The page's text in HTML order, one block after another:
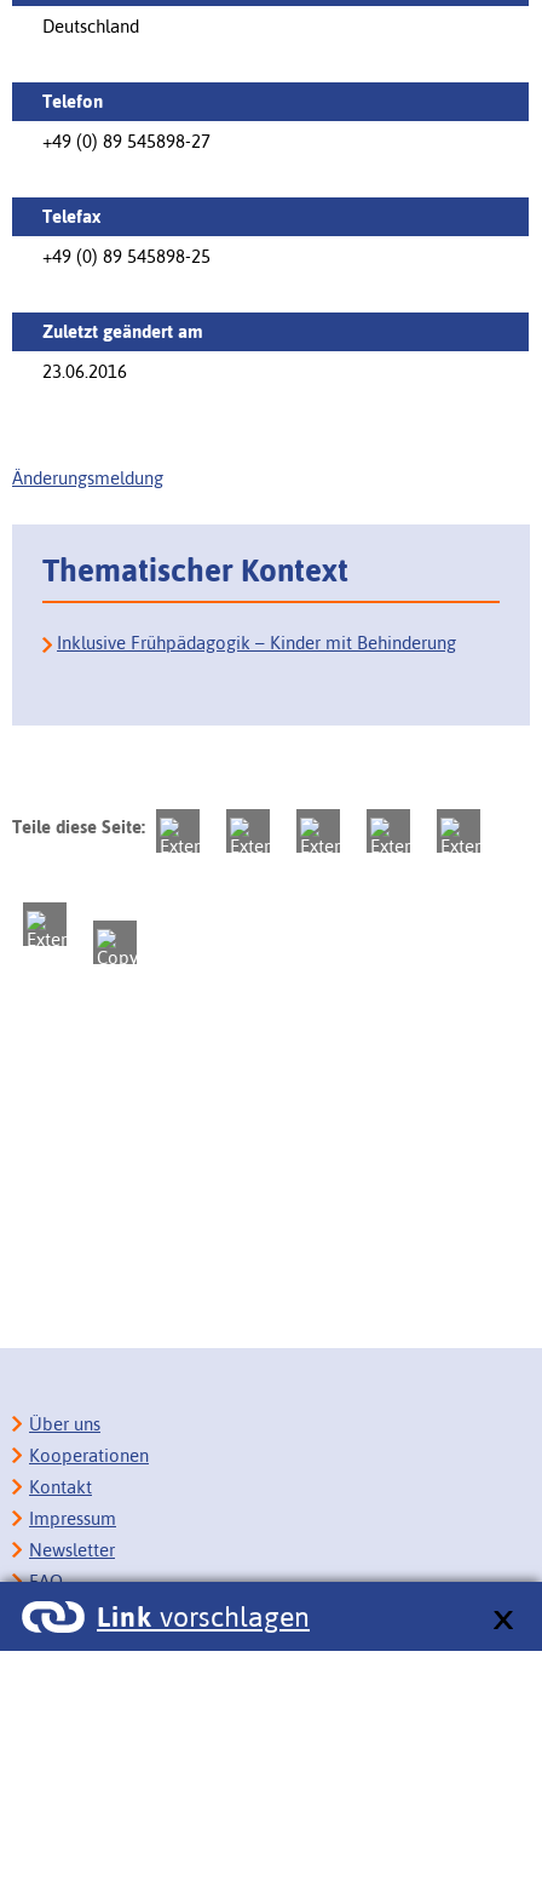
Deutschland
Telefon
+49 (0) 89 545898-27
Telefax
+49 (0) 89 545898-25
Zuletzt geändert am
23.06.2016
Änderungsmeldung
Thematischer Kontext
Inklusive Frühpädagogik – Kinder mit Behinderung
Teile diese Seite:
Link vorschlagen
Über uns
Kooperationen
Kontakt
Impressum
Newsletter
FAQ
Copyright